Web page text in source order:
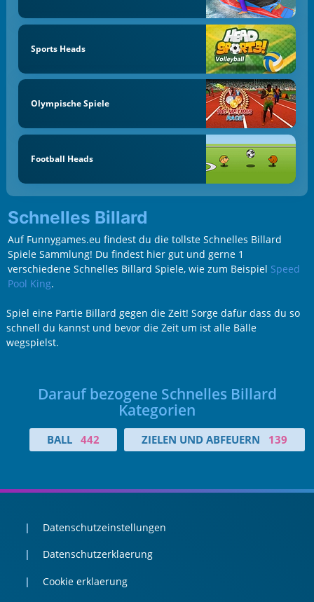
Sports Heads
Olympische Spiele
Football Heads
Schnelles Billard
Auf Funnygames.eu findest du die tollste Schnelles Billard
Spiele Sammlung! Du findest hier gut und gerne 1
verschiedene Schnelles Billard Spiele, wie zum Beispiel Speed
Pool King.
Spiel eine Partie Billard gegen die Zeit! Sorge dafür dass du so
schnell du kannst und bevor die Zeit um ist alle Bälle
wegspielst.
Darauf bezogene Schnelles Billard
Kategorien
BALL 442 ZIELEN UND ABFEUERN 139
Datenschutzeinstellungen
Datenschutzerklaerung
Cookie erklaerung